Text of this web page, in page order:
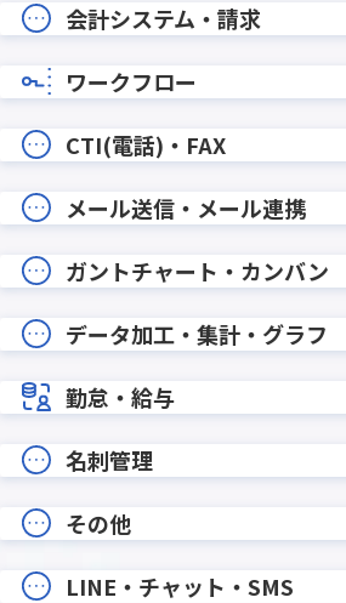
会計システム・請求
ワークフロー
CTI(電話)・FAX
メール送信・メール連携
ガントチャート・カンバン
データ加工・集計・グラフ
勤怠・給与
名刺管理
その他
LINE・チャット・SMS